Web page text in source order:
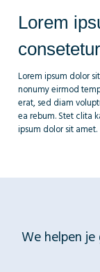
Lorem
Lorem ipsum dolor
nonumy eirmod
erat, sed diam
ea rebum. Stet clita
ipsum dolor sit amet.
We helpen